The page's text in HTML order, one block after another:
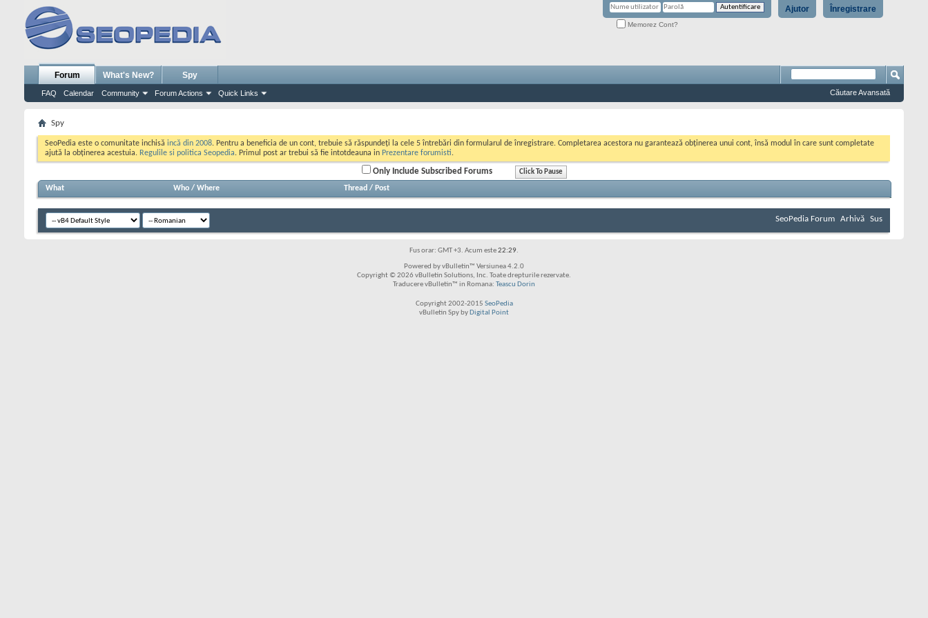
Înregistrare
Ajutor
Memorez Cont?
Forum
FAQ Calendar Community Forum Actions Quick Links
What's New? Spy
Căutare Avansată
Spy
SeoPedia este o comunitate inchisă incă din 2008. Pentru a beneficia de un cont, trebuie să răspundeți la cele 5 întrebări din formularul de înregistrare. Completarea acestora nu garantează obținerea unui cont, însă modul în care sunt completate
ajută la obținerea acestuia. Regulile si politica Seopedia. Primul post ar trebui să fie intotdeauna in Prezentare forumisti.
Only Include Subscribed Forums Click To Pause
What Who / Where Thread / Post
SeoPedia Forum Arhivă Sus
Fus orar: GMT +3. Acum este22:29.
Powered by vBulletin™ Versiunea 4.2.0
Copyright © 2026 vBulletin Solutions, Inc. Toate drepturile rezervate.
Traducere vBulletin™ in Romana: Teascu Dorin
Copyright 2002-2015 SeoPedia
vBulletin Spy byDigital Point